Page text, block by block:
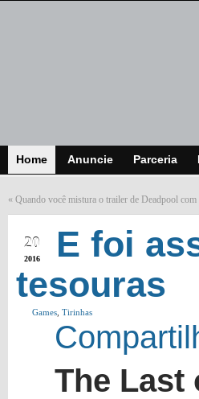
Home Anuncie Parceria
« Quando você mistura o trailer de Deadpool
20
2016
E foi
tesouras
Games Tirinhas
The Last